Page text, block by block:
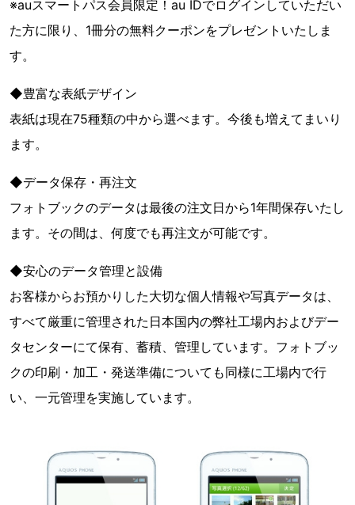
※auスマートパス会員限定！au IDでログインしていただい
た方に限り、1冊分の無料クーポンをプレゼントいたしま
す。
◆豊富な表紙デザイン
表紙は現在75種類の中から選べます。今後も増えてまいり
ます。
◆データ保存・再注文
フォトブックのデータは最後の注文日から1年間保存いたし
ます。その間は、何度でも再注文が可能です。
◆安心のデータ管理と設備
お客様からお預かりした大切な個人情報や写真データは、
すべて厳重に管理された日本国内の弊社工場内およびデー
タセンターにて保有、蓄積、管理しています。フォトブッ
クの印刷・加工・発送準備についても同様に工場内で行
い、一元管理を実施しています。